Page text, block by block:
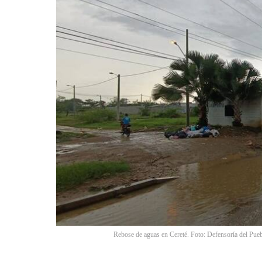
Rebose de aguas en Cereté. Foto: Defensoría del